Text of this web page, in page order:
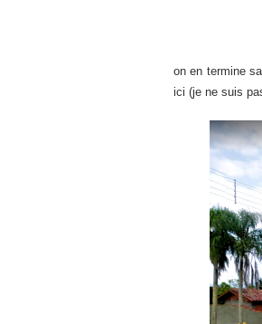
on en termine
ici (je ne suis